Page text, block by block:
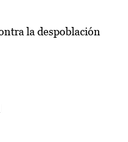
la despoblación